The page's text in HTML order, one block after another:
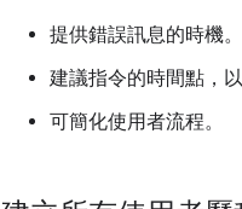
提供錯誤訊息的時機。
建議指令的時間點，
可簡化使用者流程。